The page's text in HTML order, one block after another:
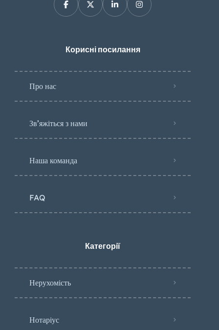
Корисні посилання
Про нас
Зв’яжіться з нами
Наша команда
FAQ
Категорії
Нерухомість
Нотаріус